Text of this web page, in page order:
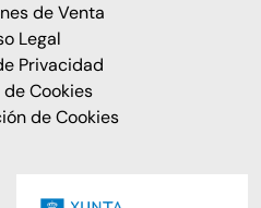
de Venta
Legal
Privacidad
Cookies
de Cookies